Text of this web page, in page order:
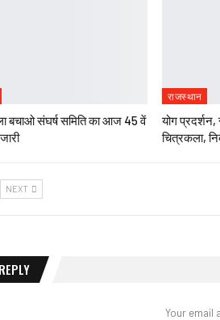
बचाओ संघर्ष समिति का आज 45 वें
राजस्थान
योग प्रदर्शन,
चित्रकला,
NEXT
Your email